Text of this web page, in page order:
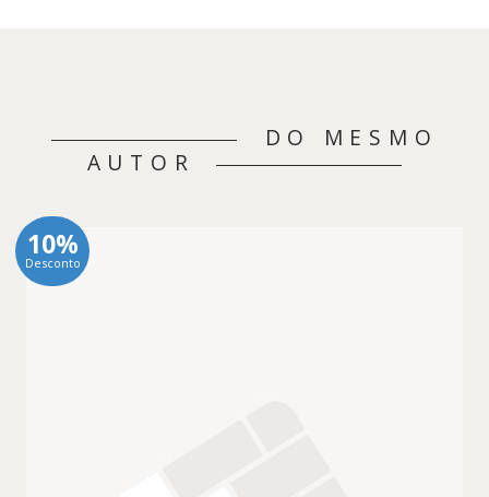
DO MESMO
AUTOR
10%
Desconto